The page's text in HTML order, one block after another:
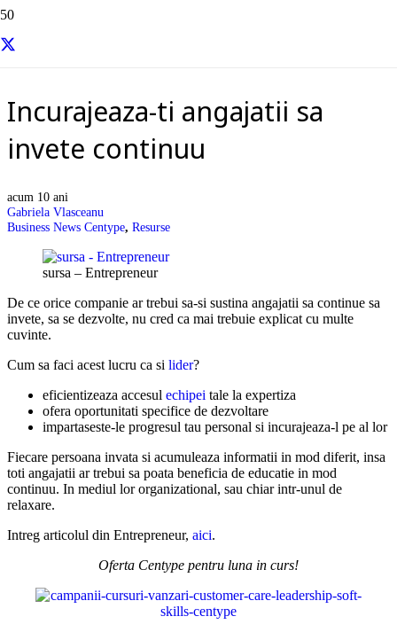
Incurajeaza-ti angajatii sa
invete continuu
acum 10 ani
Gabriela Vlasceanu
Business News Centype, Resurse
sursa – Entrepreneur
De ce orice companie ar trebui sa-si sustina angajatii sa continue sa
invete, sa se dezvolte, nu cred ca mai trebuie explicat cu multe
cuvinte.
Cum sa faci acest lucru ca si lider?
eficientizeaza accesul echipei tale la expertiza
ofera oportunitati specifice de dezvoltare
impartaseste-le progresul tau personal si incurajeaza-l pe al lor
Fiecare persoana invata si acumuleaza informatii in mod diferit, insa
toti angajatii ar trebui sa poata beneficia de educatie in mod
continuu. In mediul lor organizational, sau chiar intr-unul de
relaxare.
Intreg articolul din Entrepreneur, aici.
Oferta Centype pentru luna in curs!